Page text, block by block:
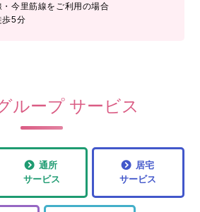
今里筋線をご利用の場合
歩5分
ループ サービス
通所
サービス
居宅
サービス